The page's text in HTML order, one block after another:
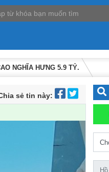
NGHĨA HƯNG 5.9 TỶ.
sẻ tin này: